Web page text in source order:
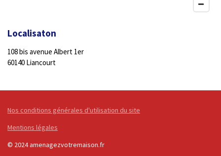
Localisaton
108 bis avenue Albert 1er
60140 Liancourt
Nos conditions générales d'utilisation du site
Mentions légales
© 2024 amenagezvotremaison.fr